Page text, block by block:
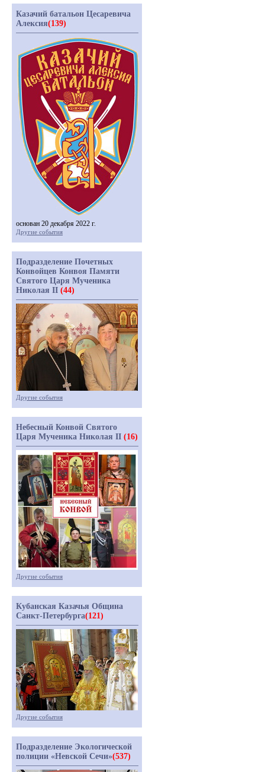
Казачий батальон Цесаревича
Алексия(139)
основан 20 декабря 2022 г.
Другие события
Подразделение Почетных
Конвойцев Конвоя Памяти
Святого Царя Мученика
Николая II (44)
Другие события
Небесный Конвой Святого
Царя Мученика Николая II (16)
Другие события
Кубанская Казачья Община
Санкт-Петербурга(121)
Другие события
Подразделение Экологической
полиции «Невской Сечи»(537)